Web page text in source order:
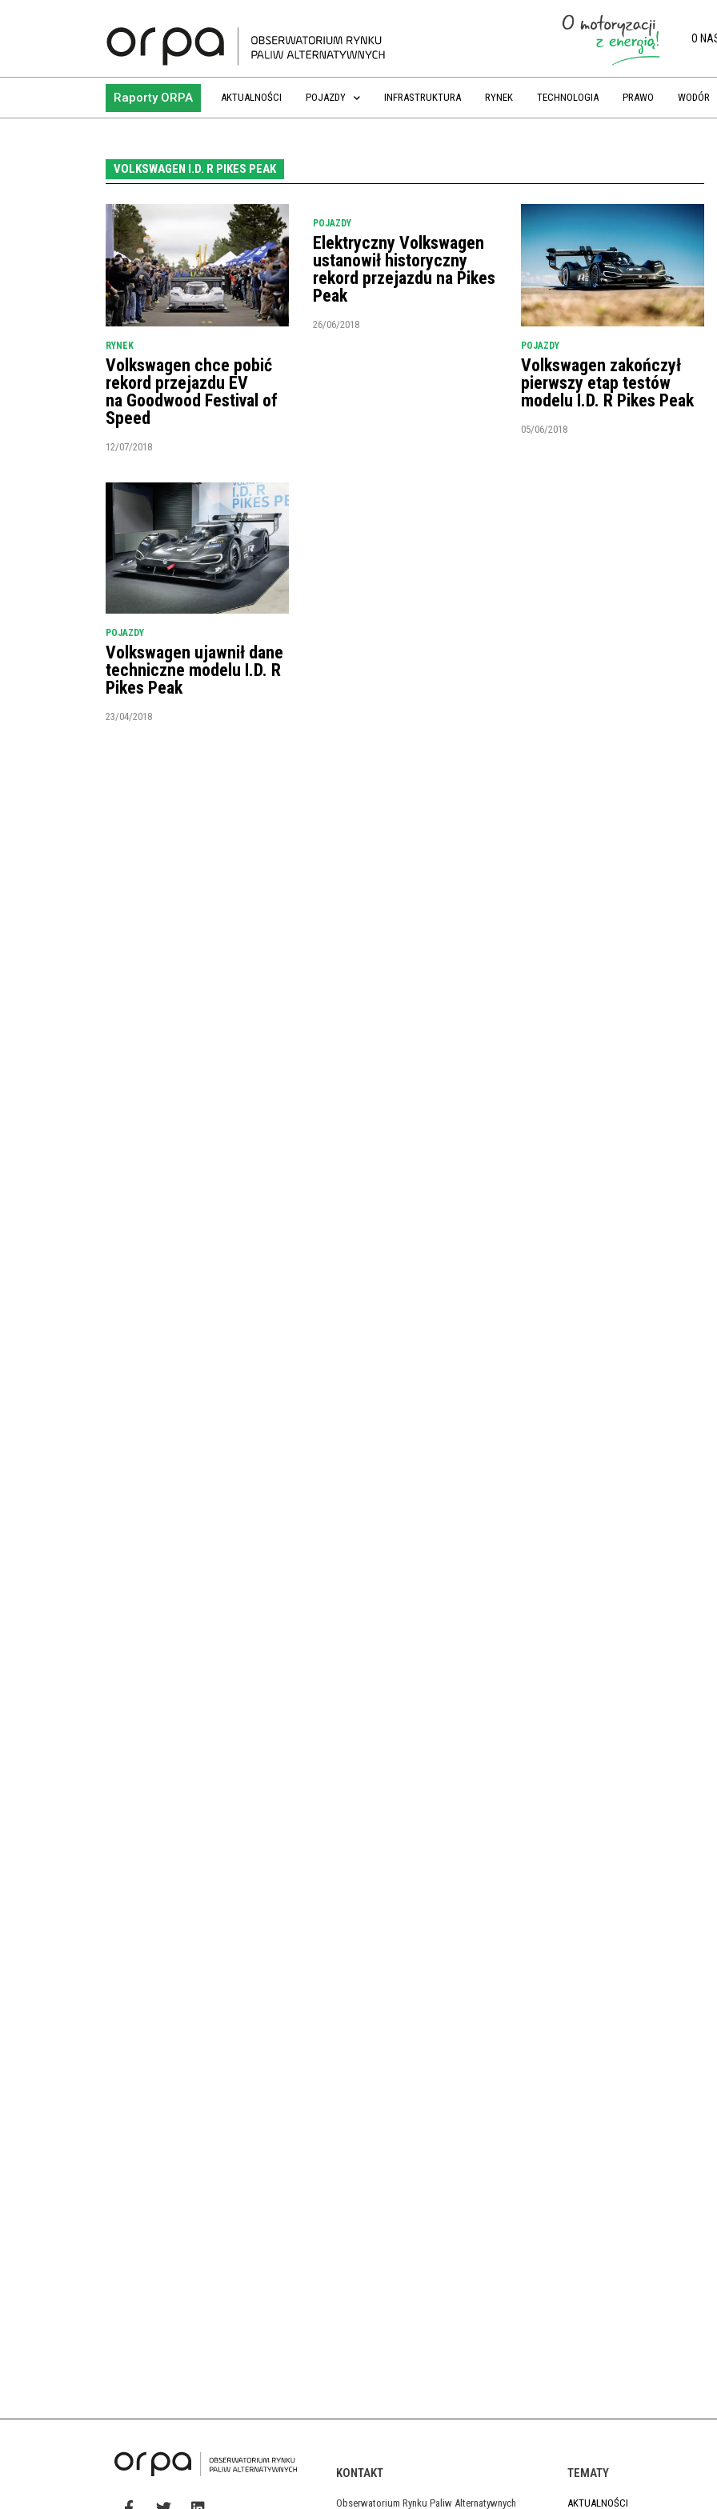
O
Raporty ORPA AKTUALNOŚCI POJAZDY INFRASTRUKTURA RYNEK TECHNOLOGIA PRAWO WODÓR
VOLKSWAGEN I.D. R PIKES PEAK
RYNEK
Volkswagen chce pobić
rekord przejazdu EV
na Goodwood Festival of
Speed
12/07/2018
POJAZDY
Elektryczny Volkswagen
ustanowił historyczny
rekord przejazdu na Pikes
Peak
26/06/2018
POJAZDY
Volkswagen zakończył
pierwszy etap testów
modelu I.D. R Pikes Peak
05/06/2018
POJAZDY
Volkswagen ujawnił dane
techniczne modelu I.D. R
Pikes Peak
23/04/2018
KONTAKT
Obserwatorium Rynku Paliw Alternatywnych
TEMATY
AKTUALNOŚCI